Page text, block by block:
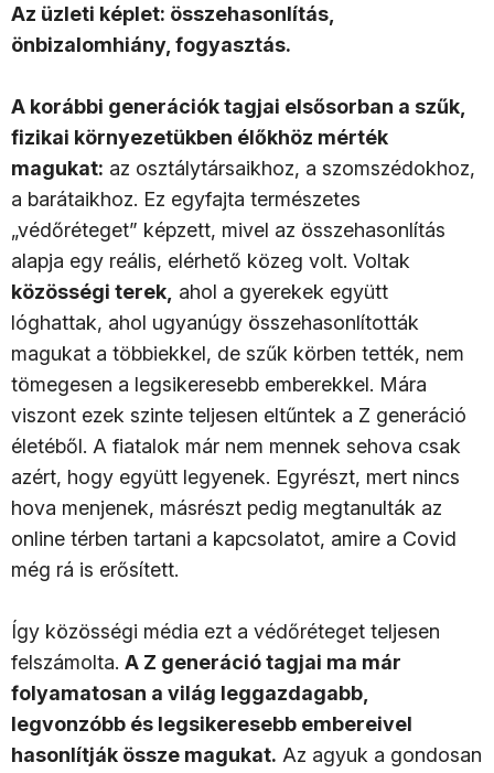
Az üzleti képlet: összehasonlítás,
önbizalomhiány, fogyasztás.
A korábbi generációk tagjai elsősorban a szűk,
fizikai környezetükben élőkhöz mérték
magukat: az osztálytársaikhoz, a szomszédokhoz,
a barátaikhoz. Ez egyfajta természetes
„védőréteget” képzett, mivel az összehasonlítás
alapja egy reális, elérhető közeg volt. Voltak
közösségi terek, ahol a gyerekek együtt
lóghattak, ahol ugyanúgy összehasonlították
magukat a többiekkel, de szűk körben tették, nem
tömegesen a legsikeresebb emberekkel. Mára
viszont ezek szinte teljesen eltűntek a Z generáció
életéből. A fiatalok már nem mennek sehova csak
azért, hogy együtt legyenek. Egyrészt, mert nincs
hova menjenek, másrészt pedig megtanulták az
online térben tartani a kapcsolatot, amire a Covid
még rá is erősített.
Így közösségi média ezt a védőréteget teljesen
felszámolta. A Z generáció tagjai ma már
folyamatosan a világ leggazdagabb,
legvonzóbb és legsikeresebb embereivel
hasonlítják össze magukat. Az agyuk a gondosan